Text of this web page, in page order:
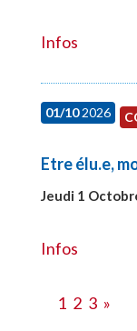
Infos
01/102026
Etre élu.e,
Jeudi 1
Infos
1 2 3 »